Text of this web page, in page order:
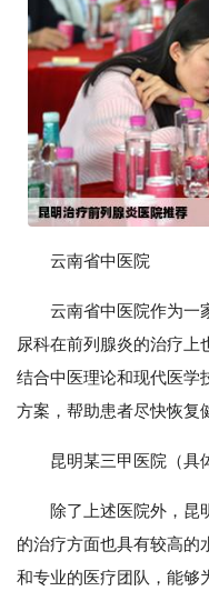
云南省中医院
云南省中医院作为一
尿科在前列腺炎的治疗上
结合中医理论和现代医学
方案，帮助患者尽快恢复
昆明某三甲医院（具
除了上述医院外，昆
的治疗方面也具有较高的
和专业的医疗团队，能够